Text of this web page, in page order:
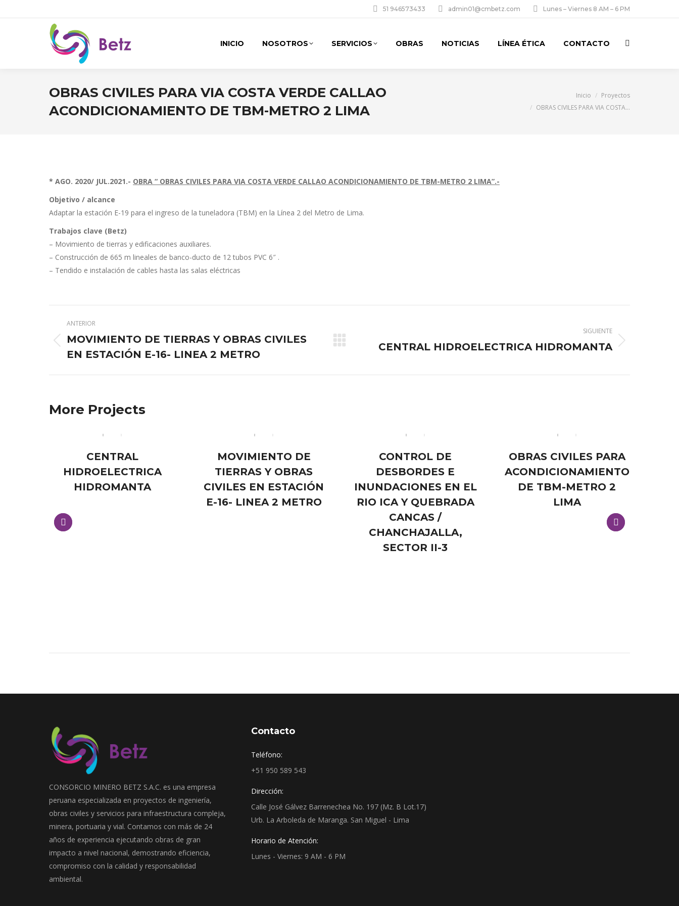
51 946573433 admin01@cmbetz.com Lunes – Viernes 8 AM – 6 PM
INICIO NOSOTROS SERVICIOS OBRAS NOTICIAS LÍNEA ÉTICA CONTACTO Buscar:
OBRAS CIVILES PARA VIA COSTA VERDE CALLAO
ACONDICIONAMIENTO DE TBM-METRO 2 LIMA
Inicio
Proyectos
OBRAS CIVILES PARA VIA COSTA…
* AGO. 2020/ JUL.2021.- OBRA “ OBRAS CIVILES PARA VIA COSTA VERDE CALLAO ACONDICIONAMIENTO DE TBM-METRO 2 LIMA”.-
Objetivo / alcance
Adaptar la estación E-19 para el ingreso de la tuneladora (TBM) en la Línea 2 del Metro de Lima.
Trabajos clave (Betz)
– Movimiento de tierras y edificaciones auxiliares.
– Construcción de 665 m lineales de banco-ducto de 12 tubos PVC 6″ .
– Tendido e instalación de cables hasta las salas eléctricas
entre
proyectos
ANTERIOR
Proyecto
anterior
MOVIMIENTO DE TIERRAS Y OBRAS CIVILES
EN ESTACIÓN E-16- LINEA 2 METRO
SIGUIENTE
ProyectoCENTRAL HIDROELECTRICA HIDROMANTA
More Projects
CENTRAL
HIDROELECTRICA
HIDROMANTA
MOVIMIENTO DE
TIERRAS Y OBRAS
CIVILES EN ESTACIÓN
E-16- LINEA 2 METRO
CONTROL DE
DESBORDES E
INUNDACIONES EN EL
RIO ICA Y QUEBRADA
CANCAS /
CHANCHAJALLA,
SECTOR II-3
OBRAS CIVILES PARA
ACONDICIONAMIENTO
DE TBM-METRO 2
LIMA
CONSORCIO MINERO BETZ S.A.C. es una empresa
peruana especializada en proyectos de ingeniería,
obras civiles y servicios para infraestructura compleja,
minera, portuaria y vial. Contamos con más de 24
años de experiencia ejecutando obras de gran
impacto a nivel nacional, demostrando eficiencia,
compromiso con la calidad y responsabilidad
ambiental.
Contacto
Teléfono:
+51 950 589 543
Dirección:
Calle José Gálvez Barrenechea No. 197 (Mz. B Lot.17)
Urb. La Arboleda de Maranga. San Miguel - Lima
Horario de Atención:
Lunes - Viernes: 9 AM - 6 PM